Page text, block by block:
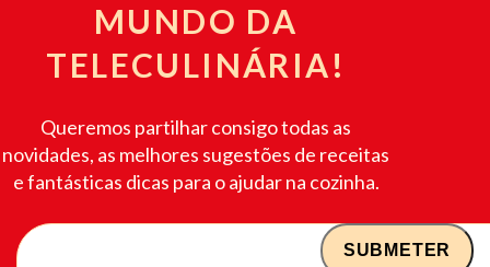
MUNDO DA
TELECULINÁRIA!
Queremos partilhar consigo todas as
novidades, as melhores sugestões de receitas
e fantásticas dicas para o ajudar na cozinha.